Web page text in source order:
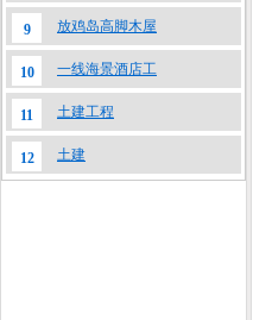
9 放鸡岛高脚木屋
10 一线海景酒店工
11 土建工程
12 土建